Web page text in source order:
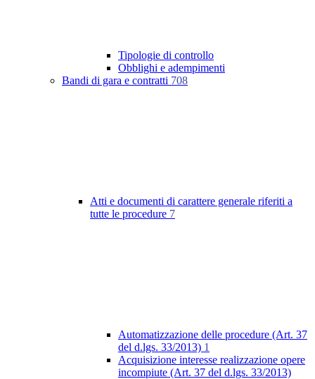
Tipologie di controllo
Obblighi e adempimenti
Bandi di gara e contratti 708
Atti e documenti di carattere generale riferiti a
tutte le procedure 7
Automatizzazione delle procedure (Art. 37
del d.lgs. 33/2013) 1
Acquisizione interesse realizzazione opere
incompiute (Art. 37 del d.lgs. 33/2013)